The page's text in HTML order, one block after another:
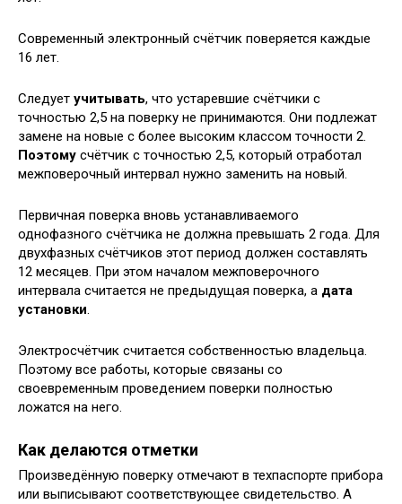
Современный электронный счётчик поверяется каждые
16 лет.
Следует учитывать, что устаревшие счётчики с
точностью 2,5 на поверку не принимаются. Они подлежат
замене на новые с более высоким классом точности 2.
Поэтому счётчик с точностью 2,5, который отработал
межповерочный интервал нужно заменить на новый.
Первичная поверка вновь устанавливаемого
однофазного счётчика не должна превышать 2 года. Для
двухфазных счётчиков этот период должен составлять
12 месяцев. При этом началом межповерочного
интервала считается не предыдущая поверка, а дата
установки.
Электросчётчик считается собственностью владельца.
Поэтому все работы, которые связаны со
своевременным проведением поверки полностью
ложатся на него.
Как делаются отметки
Произведённую поверку отмечают в техпаспорте прибора
или выписывают соответствующее свидетельство. А